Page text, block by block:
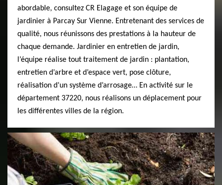
abordable, consultez CR Elagage et son équipe de
jardinier à Parcay Sur Vienne. Entretenant des services de
qualité, nous réunissons des prestations à la hauteur de
chaque demande. Jardinier en entretien de jardin,
l’équipe réalise tout traitement de jardin : plantation,
entretien d’arbre et d’espace vert, pose clôture,
réalisation d’un système d’arrosage… En activité sur le
département 37220, nous réalisons un déplacement pour
les différentes villes de la région.